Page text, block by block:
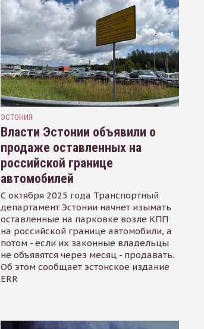
ЭСТОНИЯ
Власти Эстонии объявили о
продаже оставленных на
российской границе
автомобилей
С октября 2025 года Транспортный
департамент Эстонии начнет изымать
оставленные на парковке возле КПП
на российской границе автомобили, а
потом - если их законные владельцы
не объявятся через месяц - продавать.
Об этом сообщает эстонское издание
ERR